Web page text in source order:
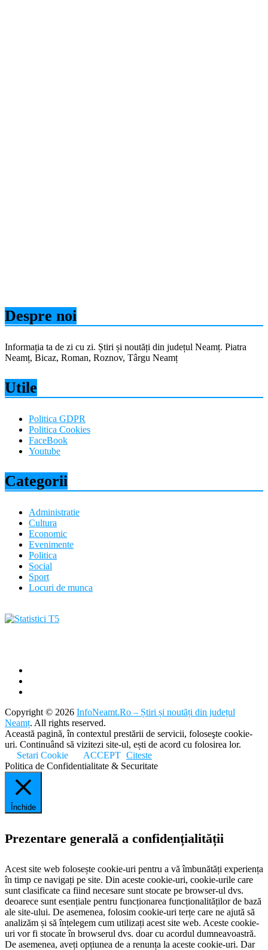
Despre noi
Informația ta de zi cu zi. Știri și noutăți din județul Neamț. Piatra
Neamț, Bicaz, Roman, Roznov, Târgu Neamț
Utile
Politica GDPR
Politica Cookies
FaceBook
Youtube
Categorii
Administratie
Cultura
Economic
Evenimente
Politica
Social
Sport
Locuri de munca
Copyright © 2026 InfoNeamt.Ro – Știri și noutăți din județul
Neamț. All rights reserved.
Această pagină, în contextul prestării de servicii, foloseşte cookie-
uri. Continuând să vizitezi site-ul, ești de acord cu folosirea lor.
Setari Cookie
ACCEPT Citeste
Politica de Confidentialitate & Securitate
Închide
Prezentare generală a confidențialității
Acest site web folosește cookie-uri pentru a vă îmbunătăți experiența
în timp ce navigați pe site. Din aceste cookie-uri, cookie-urile care
sunt clasificate ca fiind necesare sunt stocate pe browser-ul dvs.
deoarece sunt esențiale pentru funcționarea funcționalităților de bază
ale site-ului. De asemenea, folosim cookie-uri terțe care ne ajută să
analizăm și să înțelegem cum utilizați acest site web. Aceste cookie-
uri vor fi stocate în browserul dvs. doar cu acordul dumneavoastră.
De asemenea, aveți opțiunea de a renunța la aceste cookie-uri. Dar